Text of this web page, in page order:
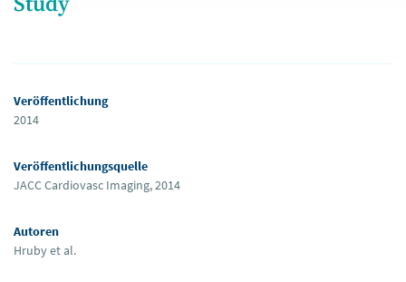
Veröffentlichung
2014
Veröffentlichungsquelle
JACC Cardiovasc Imaging, 2014
Autoren
Hruby et al.